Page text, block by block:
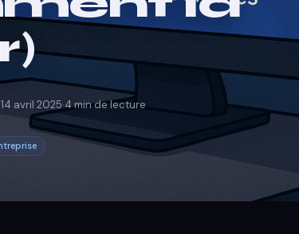
14 avril 2025·4 min de lecture